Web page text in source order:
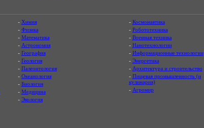
- Химия
- Физика
- Математика
- Астрономия
- География
- Геология
- Палеонтология
- Океанология
- Биология
- Медицина
- Экология
- Космонавтика
- Робототехника
- Военная техника
- Нанотехнологии
- Информационные технологии
- Энергетика
- Архитектура и строительство
- Пищевая промышленность (и
кулинария)
- Агромир